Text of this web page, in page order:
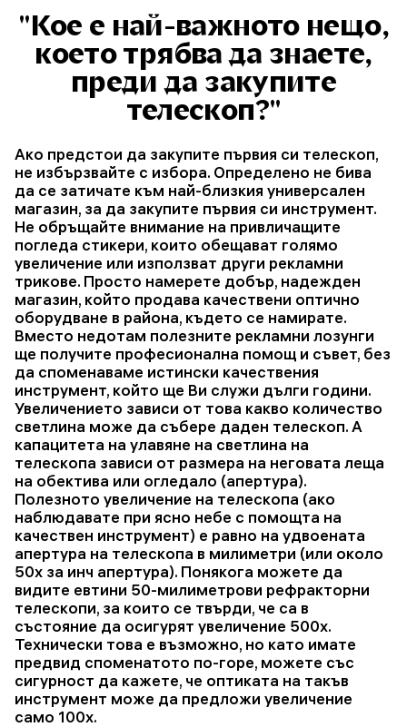
"Кое е най-важното нещо,
което трябва да знаете,
преди да закупите
телескоп?"
Ако предстои да закупите първия си телескоп,
не избързвайте с избора. Определено не бива
да се затичате към най-близкия универсален
магазин, за да закупите първия си инструмент.
Не обръщайте внимание на привличащите
погледа стикери, които обещават голямо
увеличение или използват други рекламни
трикове. Просто намерете добър, надежден
магазин, който продава качествени оптично
оборудване в района, където се намирате.
Вместо недотам полезните рекламни лозунги
ще получите професионална помощ и съвет, без
да споменаваме истински качествения
инструмент, който ще Ви служи дълги години.
Увеличението зависи от това какво количество
светлина може да събере даден телескоп. А
капацитета на улавяне на светлина на
телескопа зависи от размера на неговата леща
на обектива или огледало (апертура).
Полезното увеличение на телескопа (ако
наблюдавате при ясно небе с помощта на
качествен инструмент) е равно на удвоената
апертура на телескопа в милиметри (или около
50x за инч апертура). Понякога можете да
видите евтини 50-милиметрови рефракторни
телескопи, за които се твърди, че са в
състояние да осигурят увеличение 500x.
Технически това е възможно, но като имате
предвид споменатото по-горе, можете със
сигурност да кажете, че оптиката на такъв
инструмент може да предложи увеличение
само 100x.